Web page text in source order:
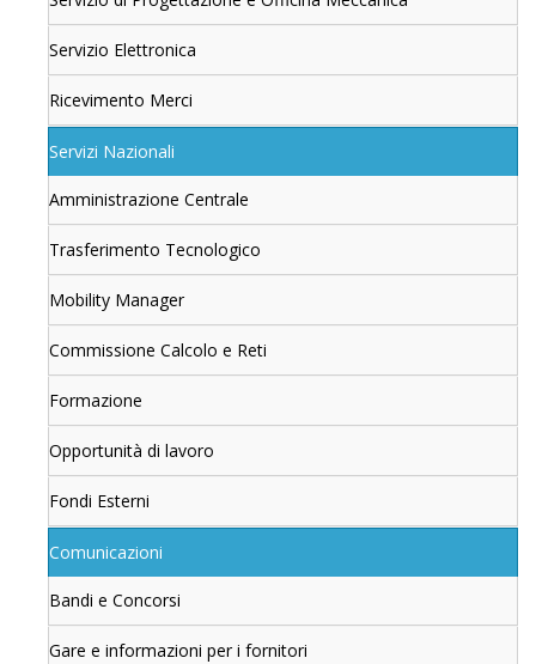
Servizio Elettronica
Ricevimento Merci
Servizi Nazionali
Amministrazione Centrale
Trasferimento Tecnologico
Mobility Manager
Commissione Calcolo e Reti
Formazione
Opportunità di lavoro
Fondi Esterni
Comunicazioni
Bandi e Concorsi
Gare e informazioni per i fornitori